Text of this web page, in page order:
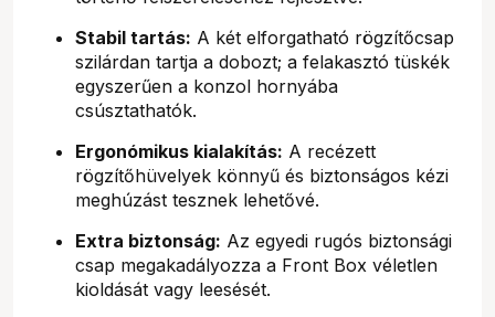
Stabil tartás: A két elforgatható rögzítőcsap
szilárdan tartja a dobozt; a felakasztó tüskék
egyszerűen a konzol hornyába
csúsztathatók.
Ergonómikus kialakítás: A recézett
rögzítőhüvelyek könnyű és biztonságos kézi
meghúzást tesznek lehetővé.
Extra biztonság: Az egyedi rugós biztonsági
csap megakadályozza a Front Box véletlen
kioldását vagy leesését.